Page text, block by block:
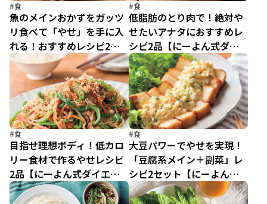
#食
魚のメインおかずをガッツ
リ食べて「やせ」を手に入
れる！おすすめレシピ2品
【にーよん式ダイエット・
食事改善編】
#食
低脂肪のとり肉で！絶対や
せたいアナタにおすすめレ
シピ2品【にーよん式ダイ
エット・食事改善編】
#食
目指せ理想ボディ！低カロ
リー食材で作るやせレシピ
2品【にーよん式ダイエッ
ト・食事改善編】
#食
大豆パワーでやせを実現！
「豆腐系メイン＋副菜」レ
シピ2セット【にーよん式
ダイエット・食事改善編】